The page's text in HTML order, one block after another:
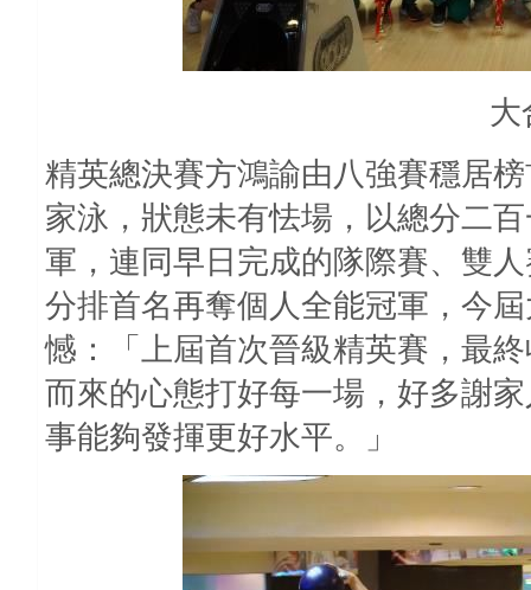
大
精英總決賽方鴻諭由八強賽穩居
家泳，狀態未有怯場，以總分二
軍，連同早日完成的隊際賽、雙
分排首名再奪個人全能冠軍，今
憾：「上屆首次晉級精英賽，最
而來的心態打好每一場，好多謝
事能夠發揮更好水平。」